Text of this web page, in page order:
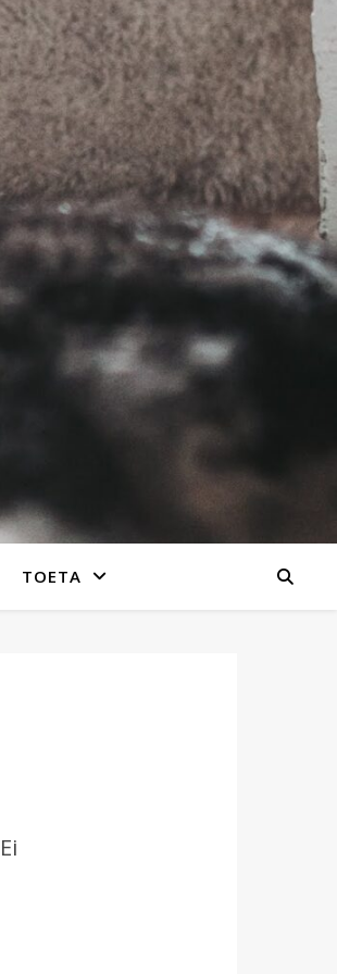
TOETA
Ei